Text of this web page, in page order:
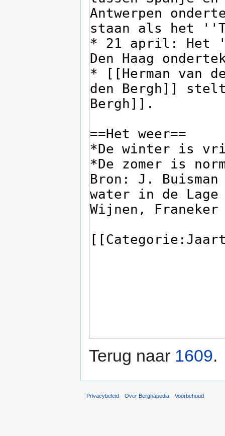
Terug naar 1609.
Privacybeleid Over Berghapedia Voorbehoud